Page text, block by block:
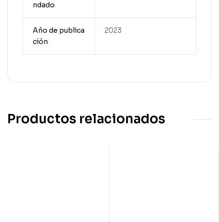
ndado
Año de publica
ción
2023
Productos relacionados